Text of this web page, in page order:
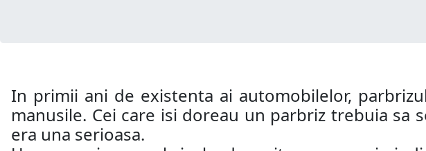
In primii ani de existenta ai automobilelor,
manusile. Cei care isi doreau un parbriz trebuia sa
era una serioasa.